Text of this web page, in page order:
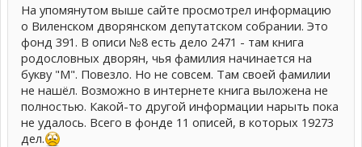
На упомянутом выше сайте просмотрел информацию
о Виленском дворянском депутатском собрании. Это
фонд 391. В описи №8 есть дело 2471 - там книга
родословных дворян, чья фамилия начинается на
букву "М". Повезло. Но не совсем. Там своей фамилии
не нашёл. Возможно в интернете книга выложена не
полностью. Какой-то другой информации нарыть пока
не удалось. Всего в фонде 11 описей, в которых 19273
дел.